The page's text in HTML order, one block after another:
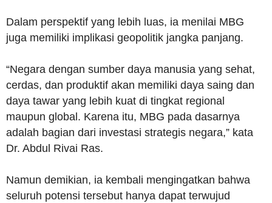
Dalam perspektif yang lebih luas, ia menilai MBG
juga memiliki implikasi geopolitik jangka panjang.
“Negara dengan sumber daya manusia yang sehat,
cerdas, dan produktif akan memiliki daya saing dan
daya tawar yang lebih kuat di tingkat regional
maupun global. Karena itu, MBG pada dasarnya
adalah bagian dari investasi strategis negara,” kata
Dr. Abdul Rivai Ras.
Namun demikian, ia kembali mengingatkan bahwa
seluruh potensi tersebut hanya dapat terwujud